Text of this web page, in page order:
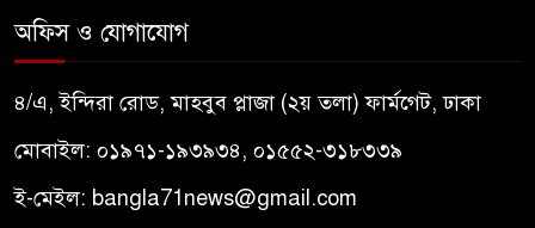
অফিস ও যোগাযোগ
৪/এ, ইন্দিরা রোড, মাহবুব প্লাজা (২য় তলা) ফার্মগেট, ঢাকা
মোবাইল: ০১৯৭১-১৯৩৯৩৪, ০১৫৫২-৩১৮৩৩৯
ই-মেইল: bangla71news@gmail.com